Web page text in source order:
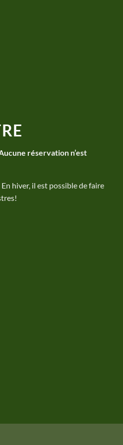
réservation n’est
hiver, il est possible de faire